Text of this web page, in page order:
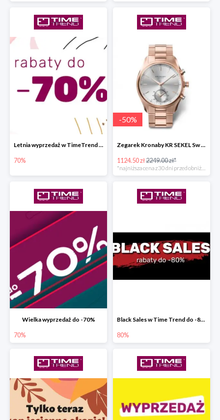
Letnia wyprzedaż w TimeTrend do -70%
70%
-50%
Zegarek Kronaby KR SEKEL Sw super cenie
1124.50 zł2249.00 zł*
*najniższa cena z 30 dni przed obniżką
Wielka wyprzedaż do -70%
70%
Black Sales w Time Trend do -80%
80%